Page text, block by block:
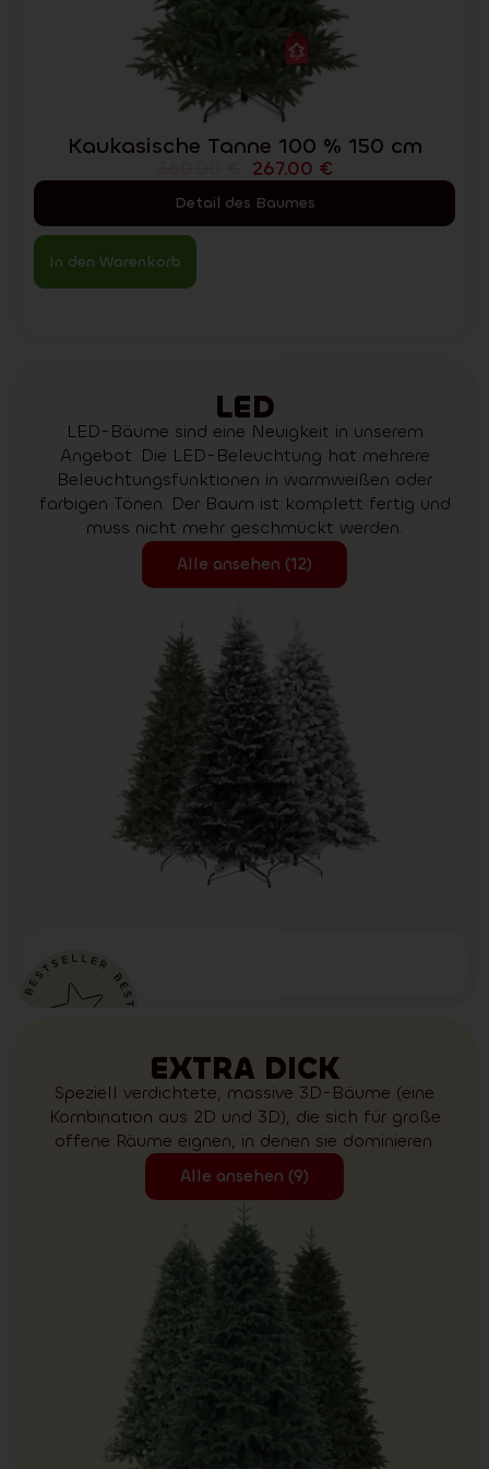
Kaukasische Tanne 100 % 150 cm
267.00 €
Detail des Baumes
In den Warenkorb
LED
LED-Bäume sind eine Neuigkeit in unserem
Angebot. Die LED-Beleuchtung hat mehrere
Beleuchtungsfunktionen in warmweißen oder
farbigen Tönen. Der Baum ist komplett fertig und
muss nicht mehr geschmückt werden.
Alle ansehen (12)
EXTRA DICK
Speziell verdichtete, massive 3D-Bäume (eine
Kombination aus 2D und 3D), die sich für große
offene Räume eignen, in denen sie dominieren.
Alle ansehen (9)